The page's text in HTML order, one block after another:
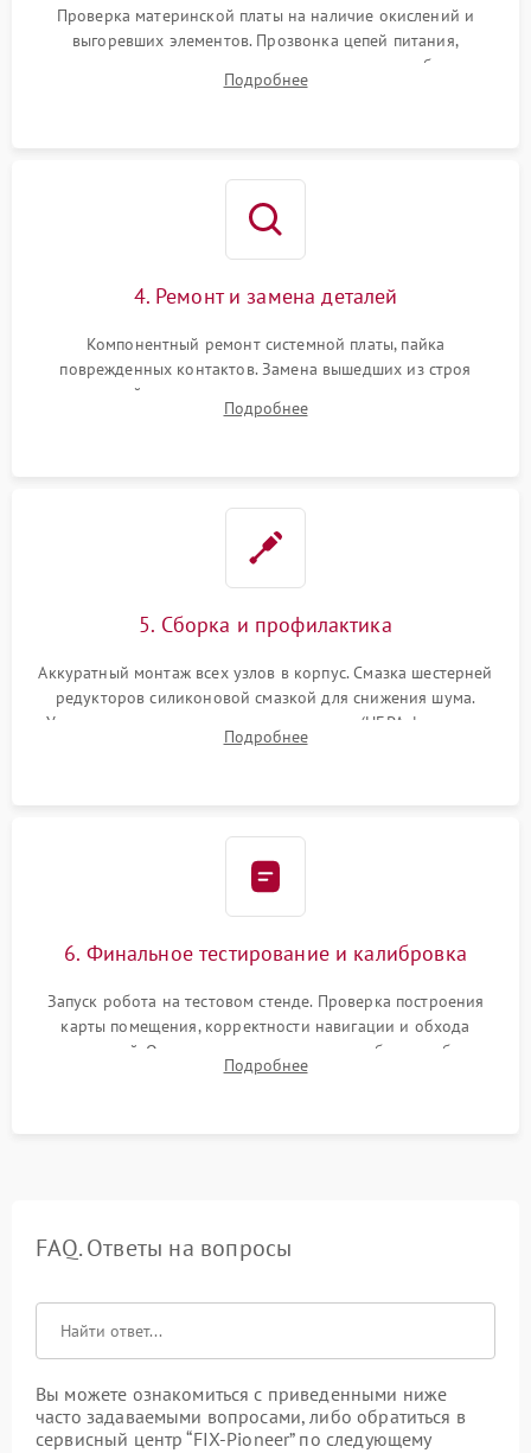
Проверка материнской платы на наличие окислений и
выгоревших элементов. Прозвонка цепей питания,
тестирование приводных моторов колес и турбины
всасывания. Оценка состояния оптических и инфракрасных
Подробнее
4. Ремонт и замена деталей
Компонентный ремонт системной платы, пайка
поврежденных контактов. Замена вышедших из строя
двигателей, изношенного аккумулятора, неисправного
лидара или помпы подачи воды. Восстановление шлейфов и
Подробнее
5. Сборка и профилактика
Аккуратный монтаж всех узлов в корпус. Смазка шестерней
редукторов силиконовой смазкой для снижения шума.
Установка новых расходных материалов (HEPA-фильтров,
микрофибры, щеток). Надежная фиксация разъемов и
Подробнее
6. Финальное тестирование и калибровка
Запуск робота на тестовом стенде. Проверка построения
карты помещения, корректности навигации и обхода
препятствий. Оценка силы всасывания и работы турбины.
Тестирование автоматического возврата на док-станцию и
Подробнее
FAQ. Ответы на вопросы
Вы можете ознакомиться с приведенными ниже
часто задаваемыми вопросами, либо обратиться в
сервисный центр “FIX-Pioneer” по следующему